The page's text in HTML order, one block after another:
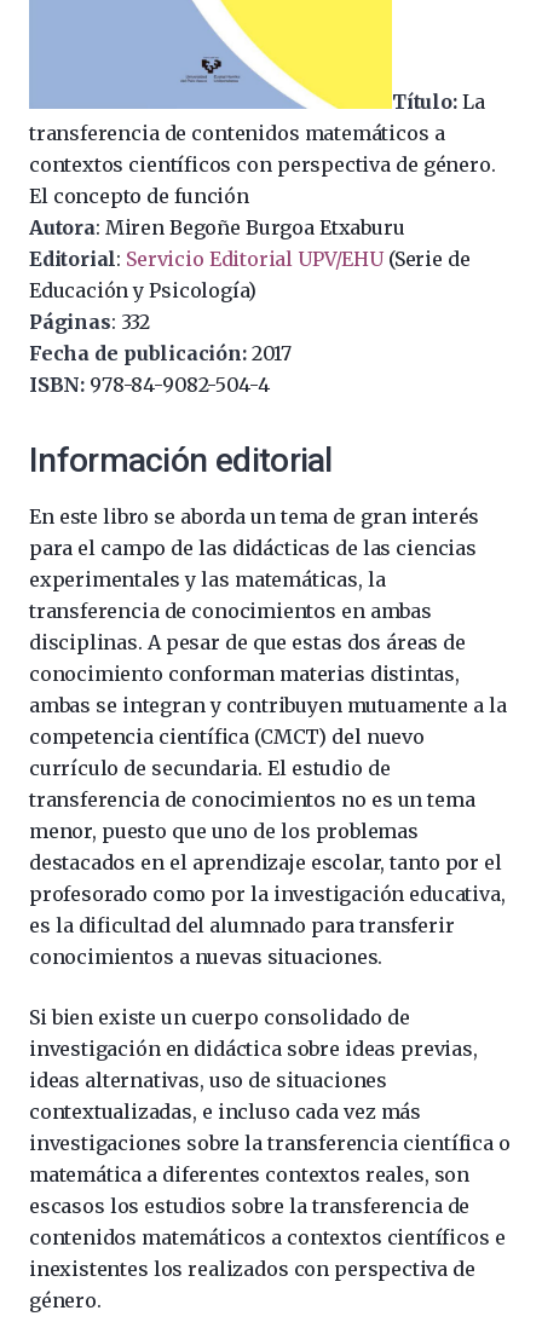
Título:La
transferencia de contenidos matemáticos a
contextos científicos con perspectiva de género.
El concepto de función
Autora: Miren Begoñe Burgoa Etxaburu
Editorial: Servicio Editorial UPV/EHU(Serie de
Educación y Psicología)
Páginas: 332
Fecha de publicación: 2017
ISBN: 978-84-9082-504-4
Información editorial
En este libro se aborda un tema de gran interés
para el campo de las didácticas de las ciencias
experimentales y las matemáticas, la
transferencia de conocimientos en ambas
disciplinas. A pesar de que estas dos áreas de
conocimiento conforman materias distintas,
ambas se integran y contribuyen mutuamente a la
competencia científica (CMCT) del nuevo
currículo de secundaria. El estudio de
transferencia de conocimientos no es un tema
menor, puesto que uno de los problemas
destacados en el aprendizaje escolar, tanto por el
profesorado como por la investigación educativa,
es la dificultad del alumnado para transferir
conocimientos a nuevas situaciones.
Si bien existe un cuerpo consolidado de
investigación en didáctica sobre ideas previas,
ideas alternativas, uso de situaciones
contextualizadas, e incluso cada vez más
investigaciones sobre la transferencia científica o
matemática a diferentes contextos reales, son
escasos los estudios sobre la transferencia de
contenidos matemáticos a contextos científicos e
inexistentes los realizados con perspectiva de
género.